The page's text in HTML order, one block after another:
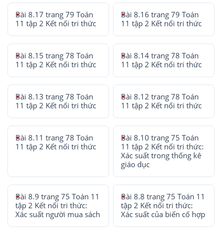
Bài 8.17 trang 79 Toán
11 tập 2 Kết nối tri thức
Bài 8.16 trang 79 Toán
11 tập 2 Kết nối tri thức
Bài 8.15 trang 78 Toán
11 tập 2 Kết nối tri thức
Bài 8.14 trang 78 Toán
11 tập 2 Kết nối tri thức
Bài 8.13 trang 78 Toán
11 tập 2 Kết nối tri thức
Bài 8.12 trang 78 Toán
11 tập 2 Kết nối tri thức
Bài 8.11 trang 78 Toán
11 tập 2 Kết nối tri thức
Bài 8.10 trang 75 Toán
11 tập 2 Kết nối tri thức:
Xác suất trong thống kê
giáo dục
Bài 8.9 trang 75 Toán 11
tập 2 Kết nối tri thức:
Xác suất người mua sách
Bài 8.8 trang 75 Toán 11
tập 2 Kết nối tri thức:
Xác suất của biến cố hợp